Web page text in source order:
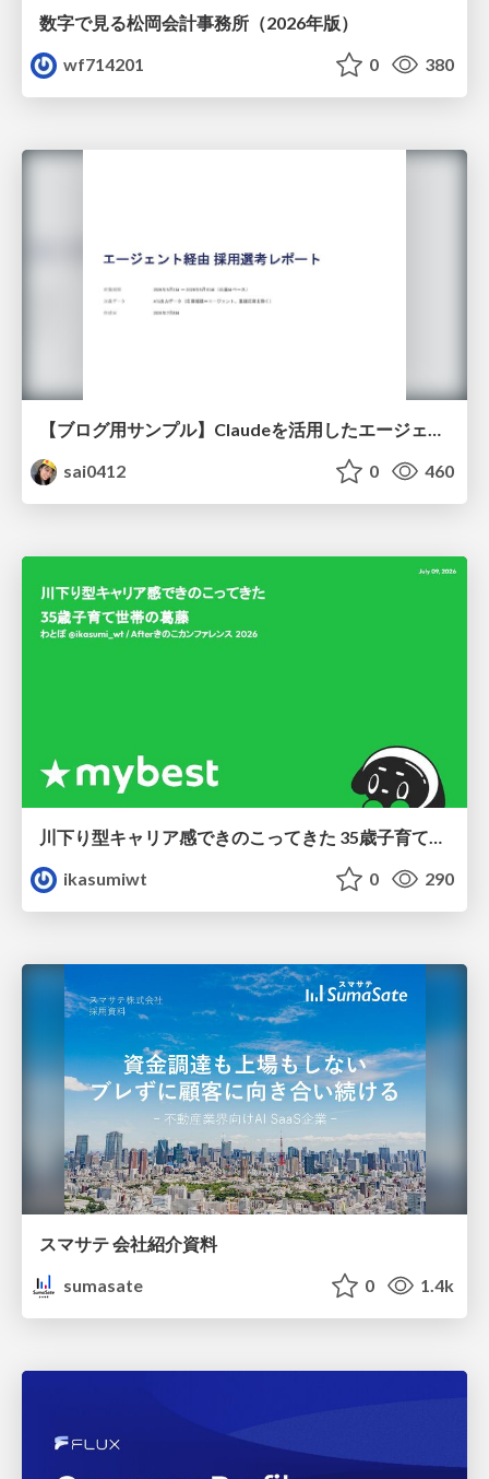
数字で見る松岡会計事務所（2026年版）
wf714201
0 380
【ブログ用サンプル】Claudeを活用したエージェント分析レポート自動生成例
sai0412
0 460
ikasumiwt
0 290
スマサテ 会社紹介資料
sumasate
0 1.4k